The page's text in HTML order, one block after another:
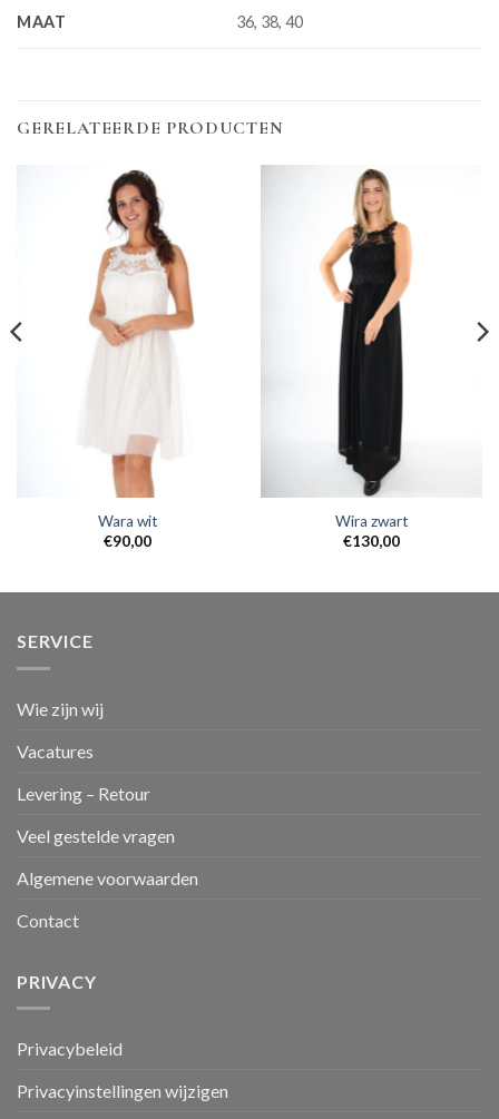
MAAT 36, 38, 40
GERELATEERDE PRODUCTEN
Wara wit
€90,00
Wira zwart
€130,00
SERVICE
Wie zijn wij
Vacatures
Levering – Retour
Veel gestelde vragen
Algemene voorwaarden
Contact
PRIVACY
Privacybeleid
Privacyinstellingen wijzigen